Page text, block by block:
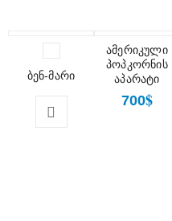
ბენ-მარი
ამერიკული
პოპკორნის
აპარატი
700$